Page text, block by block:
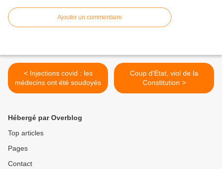
Ajouter un commentaire
< Injections covid : les
médecins ont été soudoyés
Coup d'Etat, viol de la
Constitution >
Hébergé par Overblog
Top articles
Pages
Contact